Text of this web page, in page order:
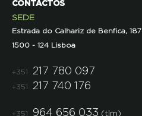
CONTACTOS
SEDE
Estrada do Calhariz de Benfica, 187
1500 - 124 Lisboa
+351 217 780 097
+351 217 740 176
+351 964 656 033 (tlm)